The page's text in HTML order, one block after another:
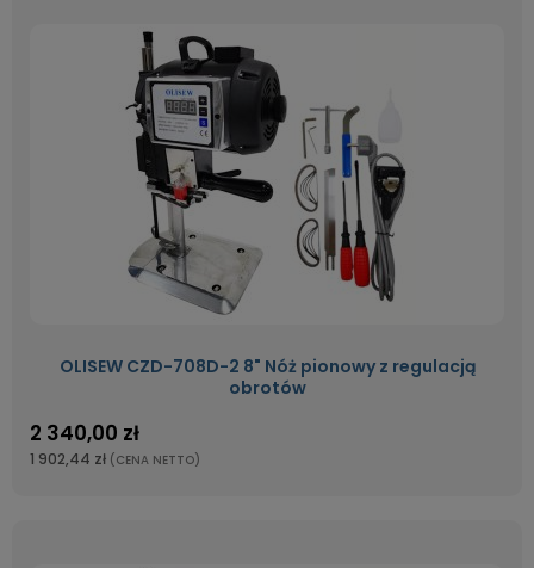
OLISEW CZD-708D-2 8" Nóż pionowy z regulacją
obrotów
2 340,00 zł
1 902,44 zł (CENA NETTO)